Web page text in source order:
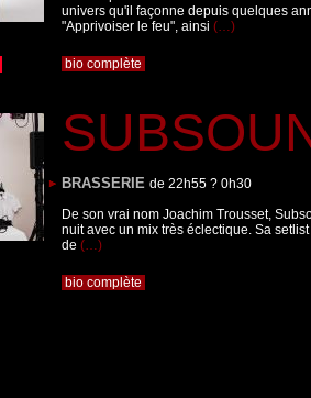
univers qu'il façonne depuis quelques
"Apprivoiser le feu", ainsi (…)
bio complète
BRASSERIE de 22h55 ? 0h30
De son vrai nom Joachim Trousset,
nuit avec un mix très éclectique. Sa
de (…)
bio complète